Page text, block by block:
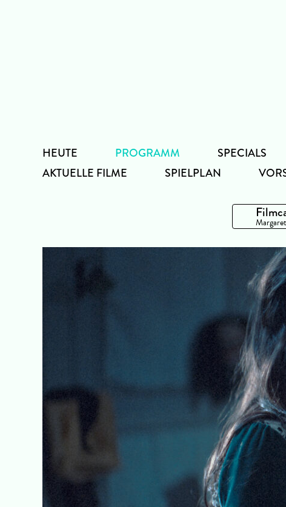
HEUTE
PROGRAMM
AKTUELLE FILME
SPIELPLAN
SPECIALS